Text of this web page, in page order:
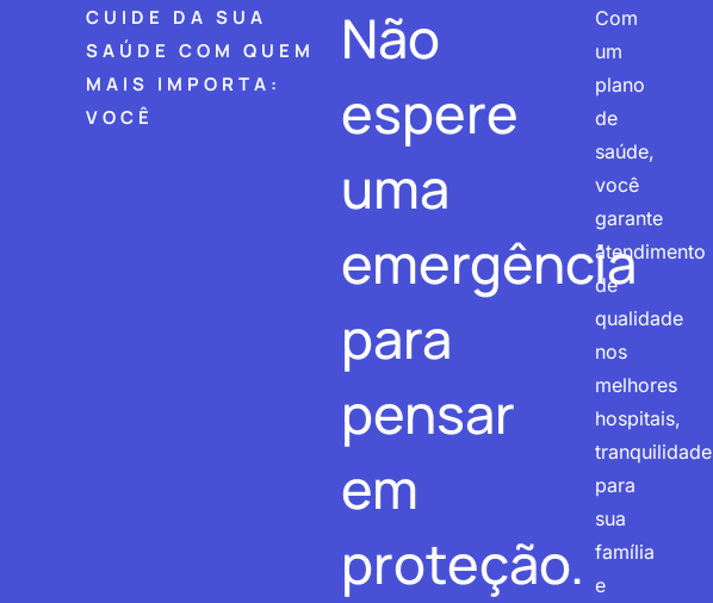
CUIDE DA SUA
SAÚDE COM QUEM
MAIS IMPORTA:
VOCÊ
Não
espere
uma
emergência
para
pensar
em
proteção.
Com
um
plano
de
saúde,
você
garante
atendimento
de
qualidade
nos
melhores
hospitais,
tranquilidade
para
sua
família
e